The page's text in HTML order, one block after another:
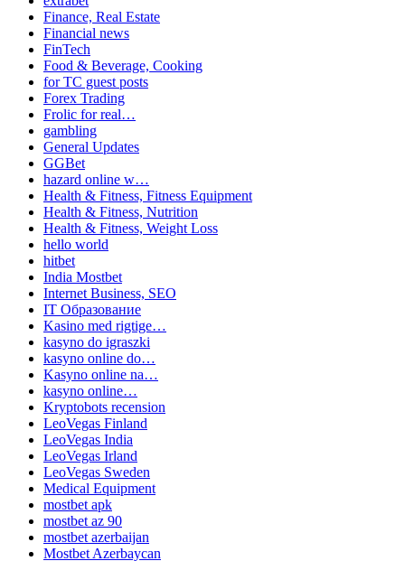
Finance, Real Estate
Financial news
FinTech
Food & Beverage, Cooking
for TC guest posts
Forex Trading
Frolic for real…
gambling
General Updates
GGBet
hazard online w…
Health & Fitness, Fitness Equipment
Health & Fitness, Nutrition
Health & Fitness, Weight Loss
hello world
hitbet
India Mostbet
Internet Business, SEO
IT Образование
Kasino med rigtige…
kasyno do igraszki
kasyno online do…
Kasyno online na…
kasyno online…
Kryptobots recension
LeoVegas Finland
LeoVegas India
LeoVegas Irland
LeoVegas Sweden
Medical Equipment
mostbet apk
mostbet az 90
mostbet azerbaijan
Mostbet Azerbaycan